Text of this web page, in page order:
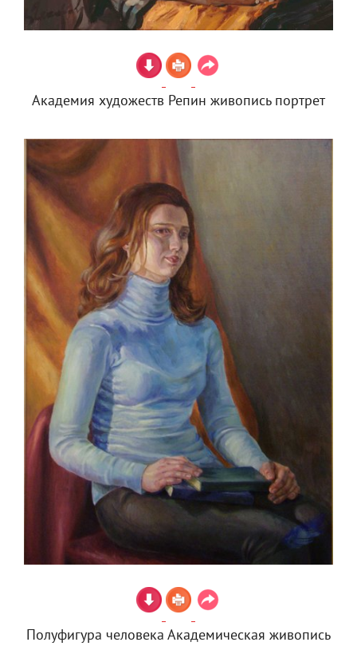
Академия художеств Репин живопись портрет
Полуфигура человека Академическая живопись